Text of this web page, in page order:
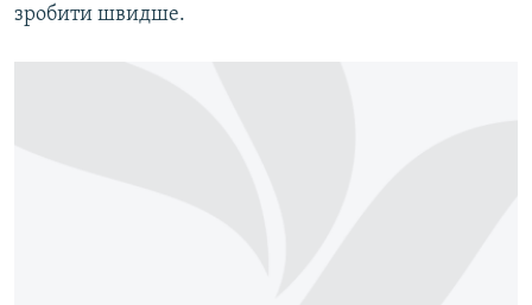
зробити швидше.